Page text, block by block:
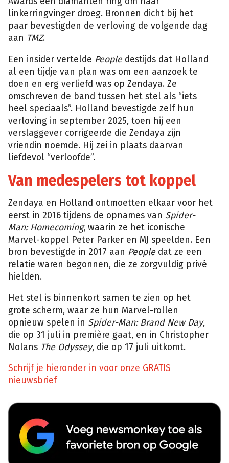
linkerringvinger droeg. Bronnen dicht bij het
paar bevestigden de verloving de volgende dag
aan TMZ.
Een insider vertelde Peopledestijds dat Holland
al een tijdje van plan was om een aanzoek te
doen en erg verliefd was op Zendaya. Ze
omschreven de band tussen het stel als “iets
heel speciaals”. Holland bevestigde zelf hun
verloving in september 2025, toen hij een
verslaggever corrigeerde die Zendaya zijn
vriendin noemde. Hij zei in plaats daarvan
liefdevol “verloofde”.
Van medespelers tot koppel
Zendaya en Holland ontmoetten elkaar voor het
eerst in 2016 tijdens de opnames van Spider-
Man: Homecoming, waarin ze het iconische
Marvel-koppel Peter Parker en MJ speelden. Een
bron bevestigde in 2017 aan Peopledat ze een
relatie waren begonnen, die ze zorgvuldig privé
hielden.
Het stel is binnenkort samen te zien op het
grote scherm, waar ze hun Marvel-rollen
opnieuw spelen in Spider-Man: Brand New Day,
die op 31 juli in première gaat, en in Christopher
Nolans The Odyssey, die op 17 juli uitkomt.
Schrijf je hieronder in voor onze GRATIS
nieuwsbrief